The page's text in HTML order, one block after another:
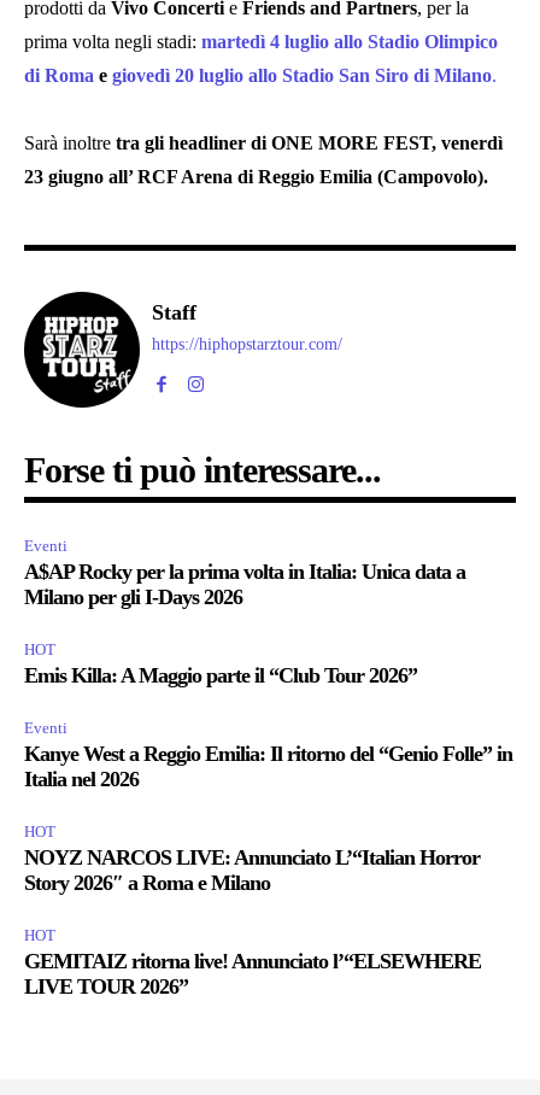
prodotti da Vivo Concerti e Friends and Partners, per la
prima volta negli stadi: martedì 4 luglio allo Stadio Olimpico
di Roma e giovedì 20 luglio allo Stadio San Siro di Milano.
Sarà inoltre tra gli headliner di ONE MORE FEST, venerdì
23 giugno all’ RCF Arena di Reggio Emilia (Campovolo).
Staff
https://hiphopstarztour.com/
Forse ti può interessare...
Eventi
A$AP Rocky per la prima volta in Italia: Unica data a
Milano per gli I-Days 2026
HOT
Emis Killa: A Maggio parte il “Club Tour 2026”
Eventi
Kanye West a Reggio Emilia: Il ritorno del “Genio Folle” in
Italia nel 2026
HOT
NOYZ NARCOS LIVE: Annunciato L’“Italian Horror
Story 2026″ a Roma e Milano
HOT
GEMITAIZ ritorna live! Annunciato l’“ELSEWHERE
LIVE TOUR 2026”